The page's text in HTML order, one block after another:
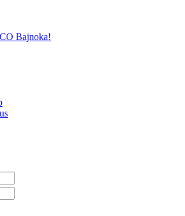
Bajnoka!